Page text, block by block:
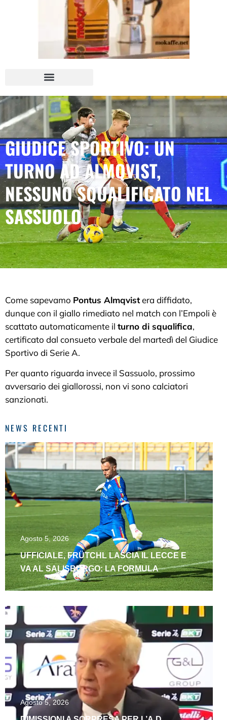
GIUDICE SPORTIVO: UN
TURNO AD ALMQVIST,
NESSUNO SQUALIFICATO NEL
SASSUOLO
Come sapevamo Pontus Almqvistera diffidato,
dunque con il giallo rimediato nel match con l’Empoli è
scattato automaticamente il turno di squalifica,
certificato dal consueto verbale del martedì del Giudice
Sportivo di Serie A.
Per quanto riguarda invece il Sassuolo, prossimo
avversario dei giallorossi, non vi sono calciatori
sanzionati.
NEWS RECENTI
Agosto 5, 2026
UFFICIALE, FRÜTCHL LASCIA IL LECCE E
VA AL SALISBURGO: LA FORMULA
Agosto 5, 2026